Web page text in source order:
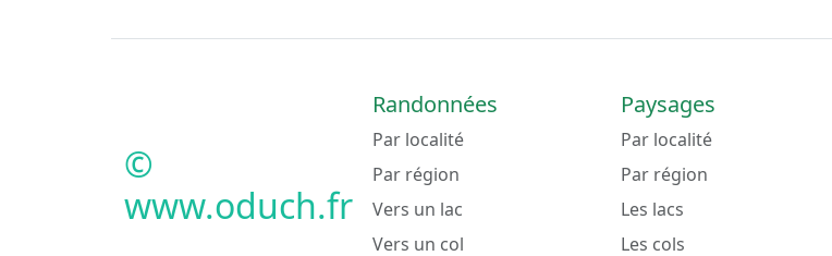
©
www.oduch.fr
Randonnées
Par localité
Par région
Vers un lac
Vers un col
Paysages
Par localité
Par région
Les lacs
Les cols